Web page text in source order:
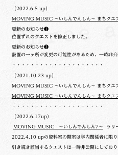
（2022.6.5 up）
MOVING MUSIC ～いしんでんしん～ まちクエ
更新のお知らせ❶
位置ずれのクエストを修正しました。
更新のお知らせ❷
設置の一ヶ所が変更の可能性があるため、一時非公
・・・・・・・・・・・・・・・・・・・・
（2021.10.23 up）
MOVING MUSIC ～いしんでんしん～ まちクエ
MOVING MUSIC ～いしんでんしん～ まちクエ
・・・・・・・・・・・・・・・・・・・・
（2022.6.17up）
MOVING MUSIC ～いしんでんしん7～ ラリ
2022.4.10 upの資料室の開室は学内関係者に限り
引き続き該当するクエストは一時非公開にしており